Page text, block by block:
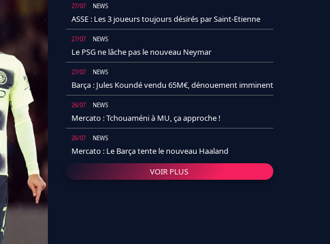
27/07 NEWS
ASSE : Les 3 joueurs toujours désirés par Saint-Etienne
27/07 NEWS
Le PSG ne lâche pas le nouveau Neymar
27/07 NEWS
Barça : Jules Koundé vendu 65M€, dénouement imminent
26/07 NEWS
Mercato : Tchouaméni à MU, ça approche !
26/07 NEWS
Mercato : Le Barça tente le nouveau Haaland
VOIR PLUS